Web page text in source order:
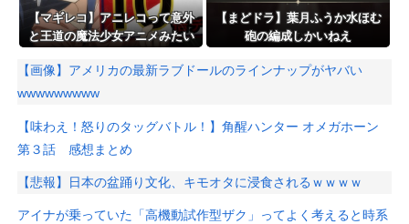
【マギレコ】アニレコって意外
と王道の魔法少女アニメみたい
【まどドラ】葉月ふうか水ほむ
砲の編成しかいねえ
【画像】アメリカの最新ラブドールのラインナップがヤバい
wwwwwwwww
【味わえ！怒りのタッグバトル！】角醒ハンター オメガホーン
第３話 感想まとめ
【悲報】日本の盆踊り文化、キモオタに浸食されるｗｗｗｗ
アイナが乗っていた「高機動試作型ザク」ってよく考えると時系